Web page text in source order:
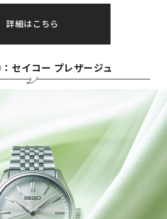
詳細はこちら
セイコー プレザージュ